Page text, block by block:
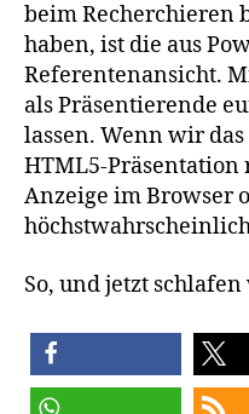
beim Recherchieren
haben, ist die aus
Referentenansicht.
als Präsentierende
lassen. Wenn wir
HTML5-Präsentation
Anzeige im Browser
So, und jetzt
teilen teilen